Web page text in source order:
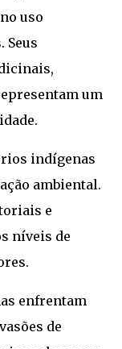
uso
Seus
um
indígenas
ambiental.
e
níveis de
enfrentam
de